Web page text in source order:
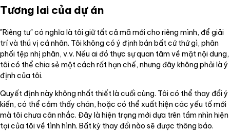
Tương lai của dự án
"Riêng tư" có nghĩa là tôi giữ tất cả mã mới cho riêng mình, để giải
trí và thú vị cá nhân. Tôi không có ý định bán bất cứ thứ gì, phân
phối tệp nhị phân, v.v. Nếu ai đó thực sự quan tâm về mặt nội dung,
tôi có thể chia sẻ một cách rất hạn chế, nhưng đây không phải là ý
định của tôi.
Quyết định này không nhất thiết là cuối cùng. Tôi có thể thay đổi ý
kiến, có thể cảm thấy chán, hoặc có thể xuất hiện các yếu tố mới
mà tôi chưa cân nhắc. Đây là hiện trạng mới dựa trên tầm nhìn hiện
tại của tôi về tình hình. Bất kỳ thay đổi nào sẽ được thông báo.